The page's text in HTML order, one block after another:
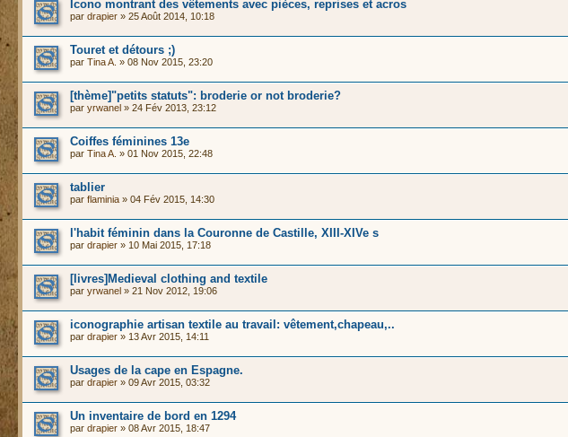
Icono montrant des vêtements avec pièces, reprises et acros
par drapier » 25 Août 2014, 10:18
Touret et détours ;)
par Tina A. » 08 Nov 2015, 23:20
[thème]"petits statuts": broderie or not broderie?
par yrwanel » 24 Fév 2013, 23:12
Coiffes féminines 13e
par Tina A. » 01 Nov 2015, 22:48
tablier
par flaminia » 04 Fév 2015, 14:30
l'habit féminin dans la Couronne de Castille, XIII-XIVe s
par drapier » 10 Mai 2015, 17:18
[livres]Medieval clothing and textile
par yrwanel » 21 Nov 2012, 19:06
iconographie artisan textile au travail: vêtement,chapeau,..
par drapier » 13 Avr 2015, 14:11
Usages de la cape en Espagne.
par drapier » 09 Avr 2015, 03:32
Un inventaire de bord en 1294
par drapier » 08 Avr 2015, 18:47